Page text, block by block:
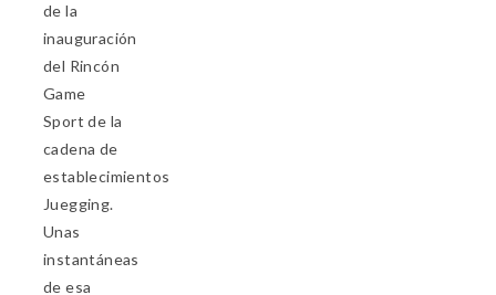
de la
inauguración
del Rincón
Game
Sport de la
cadena de
establecimientos
Juegging.
Unas
instantáneas
de esa